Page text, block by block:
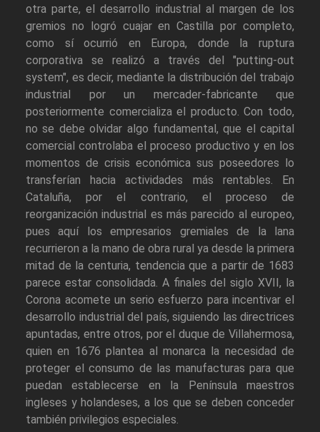
otra parte, el desarrollo industrial al margen de los
gremios no logró cuajar en Castilla por completo,
como sí ocurrió en Europa, donde la ruptura
corporativa se realizó a través del "putting-out
system", es decir, mediante la distribución del trabajo
industrial por un mercader-fabricante que
posteriormente comercializa el producto. Con todo,
no se debe olvidar algo fundamental, que el capital
comercial controlaba el proceso productivo y en los
momentos de crisis económica sus poseedores lo
transferían hacia actividades más rentables. En
Cataluña, por el contrario, el proceso de
reorganización industrial es más parecido al europeo,
pues aquí los empresarios gremiales de la lana
recurrieron a la mano de obra rural ya desde la primera
mitad de la centuria, tendencia que a partir de 1683
parece estar consolidada. A finales del siglo XVII, la
Corona acomete un serio esfuerzo para incentivar el
desarrollo industrial del país, siguiendo las directrices
apuntadas, entre otros, por el duque de Villahermosa,
quien en 1676 plantea al monarca la necesidad de
proteger el consumo de las manufacturas para que
puedan establecerse en la Península maestros
ingleses y holandeses, a los que se deben conceder
también privilegios especiales.